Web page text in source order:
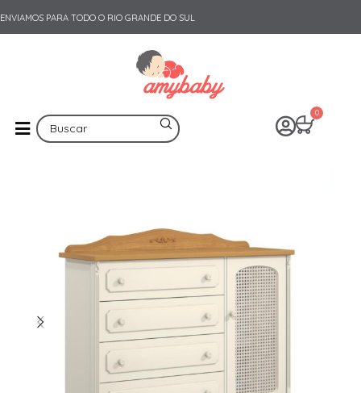
ENVIAMOS PARA TODO O RIO GRANDE DO SUL
0